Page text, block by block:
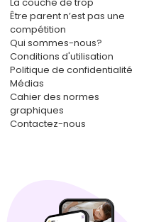
Être parent n’est pas une
compétition
Qui sommes-nous?
Conditions d'utilisation
Politique de confidentialité
Médias
Cahier des normes
graphiques
Contactez-nous